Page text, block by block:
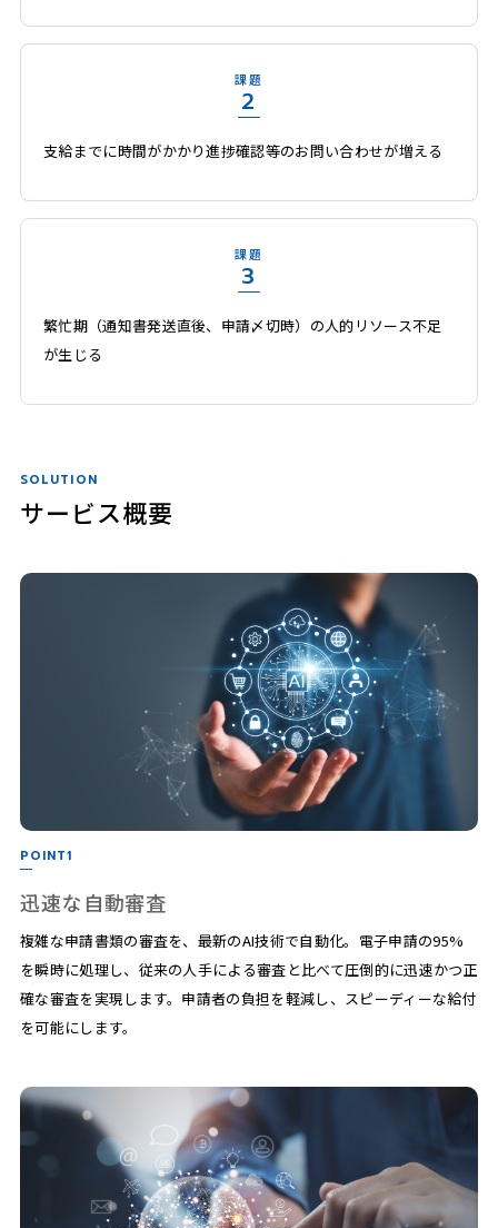
課題
2
支給までに時間がかかり進捗確認等のお問い合わせが増える
課題
3
繁忙期（通知書発送直後、申請〆切時）の人的リソース不足
が生じる
SOLUTION
サービス概要
POINT1
迅速な自動審査
複雑な申請書類の審査を、最新のAI技術で自動化。電子申請の95%
を瞬時に処理し、従来の人手による審査と比べて圧倒的に迅速かつ正
確な審査を実現します。申請者の負担を軽減し、スピーディーな給付
を可能にします。